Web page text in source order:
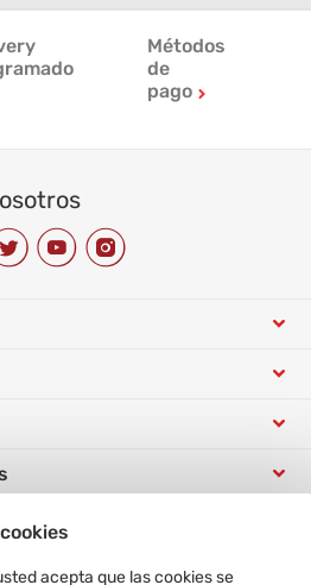
acepta que las cookies se
Métodos
de
pago